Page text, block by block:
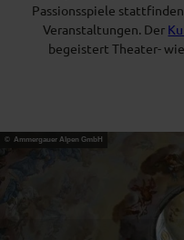
Passionsspiele
Veranstaltungen. Der
begeistert Theater-
© Ammergauer Alpen GmbH